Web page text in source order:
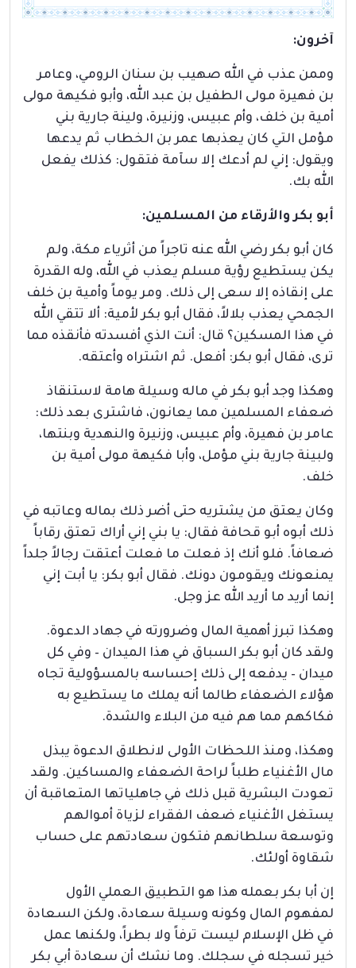
آخرون:
وممن عذب في الله صهيب بن سنان الرومي، وعامر
بن فهيرة مولى الطفيل بن عبد الله، وأبو فكيهة مولى
أمية بن خلف، وأم عبيس، وزنيرة، ولينة جارية بني
مؤمل التي كان يعذبها عمر بن الخطاب ثم يدعها
ويقول: إني لم أدعك إلا سآمة فتقول: كذلك يفعل
الله بك.
أبو بكر والأرقاء من المسلمين:
كان أبو بكر رضي الله عنه تاجراً من أثرياء مكة، ولم
يكن يستطيع رؤية مسلم يعذب في الله، وله القدرة
على إنقاذه إلا سعى إلى ذلك. ومر يوماً وأمية بن خلف
الجمحي يعذب بلالاً، فقال أبو بكر لأمية: ألا تتقي الله
في هذا المسكين؟ قال: أنت الذي أفسدته فأنقذه مما
ترى، فقال أبو بكر: أفعل. ثم اشتراه وأعتقه.
وهكذا وجد أبو بكر في ماله وسيلة هامة لاستنقاذ
ضعفاء المسلمين مما يعانون، فاشترى بعد ذلك:
عامر بن فهيرة، وأم عبيس، وزنيرة والنهدية وبنتها،
ولبينة جارية بني مؤمل، وأبا فكيهة مولى أمية بن
خلف.
وكان يعتق من يشتريه حتى أضر ذلك بماله وعاتبه في
ذلك أبوه أبو قحافة فقال: يا بني إني أراك تعتق رقاباً
ضعافاً. فلو أنك إذ فعلت ما فعلت أعتقت رجالاً جلداً
يمنعونك ويقومون دونك. فقال أبو بكر: يا أبت إني
إنما أريد ما أريد الله عز وجل.
وهكذا تبرز أهمية المال وضرورته في جهاد الدعوة.
ولقد كان أبو بكر السباق في هذا الميدان – وفي كل
ميدان – يدفعه إلى ذلك إحساسه بالمسؤولية تجاه
هؤلاء الضعفاء طالما أنه يملك ما يستطيع به
فكاكهم مما هم فيه من البلاء والشدة.
وهكذا، ومنذ اللحظات الأولى لانطلاق الدعوة يبذل
مال الأغنياء طلباً لراحة الضعفاء والمساكين. ولقد
تعودت البشرية قبل ذلك في جاهلياتها المتعاقبة أن
يستغل الأغنياء ضعف الفقراء لزياة أموالهم
وتوسعة سلطانهم فتكون سعادتهم على حساب
شقاوة أولئك.
إن أبا بكر بعمله هذا هو التطبيق العملي الأول
لمفهوم المال وكونه وسيلة سعادة، ولكن السعادة
في ظل الإسلام ليست ترفاً ولا بطراً، ولكنها عمل
خير تسجله في سجلك. وما نشك أن سعادة أبي بكر